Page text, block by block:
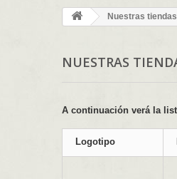
Nuestras tiendas
NUESTRAS
A continuación verá la
Logotipo